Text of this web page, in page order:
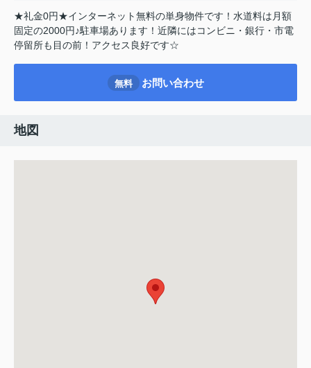
★礼金0円★インターネット無料の単身物件です！水道料は月額
固定の2000円♪駐車場あります！近隣にはコンビニ・銀行・市電
停留所も目の前！アクセス良好です☆
無料 お問い合わせ
地図